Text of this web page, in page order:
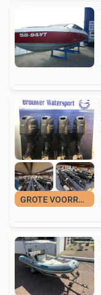
GROTE VOORRAAD